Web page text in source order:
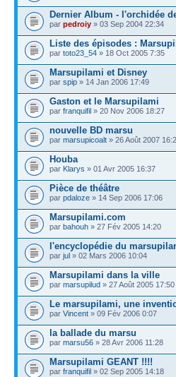
Dernier Album - l'orchidée
par pedroiy » 03 Sep 2004 22:34
Liste des épisodes :
par toto23_54 » 18 Oct 2005 7:35
Marsupilami et Disney
par spip » 14 Jan 2006 17:49
Gaston et le Marsupilami
par franquifil » 20 Nov 2006 18:27
nouvelle BD marsu
par marsupicoalt » 26 Août 2007
Houba
par Klarys » 01 Avr 2005 16:37
Pièce de théâtre
par pdaloze » 14 Sep 2006 17:06
Marsupilami.com
par bahouh » 27 Fév 2005 14:20
l'encyclopédie du
par jul » 02 Mars 2006 10:04
Marsupilami dans la ville
par marsupilud » 27 Août 2005 17:50
Le marsupilami, une
par Vincent » 09 Fév 2006 0:07
la ballade du marsu
par marsu56 » 28 Avr 2006 11:28
Marsupilami GEANT !!!!
par franquifil » 02 Sep 2005 14:18